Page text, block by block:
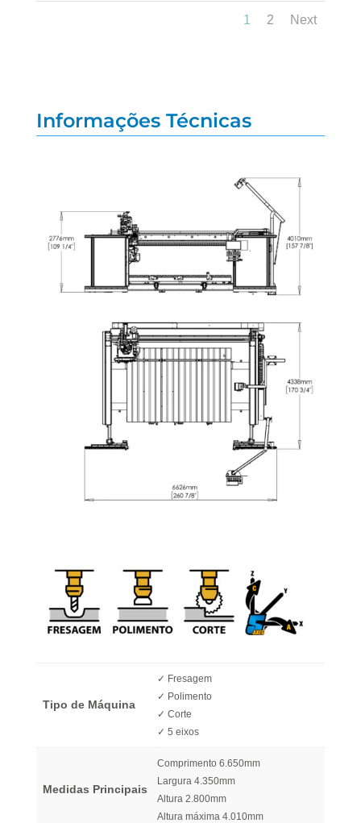
1 2 Next
Informações Técnicas
Tipo de Máquina
✓ Fresagem
✓ Polimento
✓ Corte
✓ 5 eixos
Medidas Principais
Comprimento 6.650mm
Largura 4.350mm
Altura 2.800mm
Altura máxima 4.010mm